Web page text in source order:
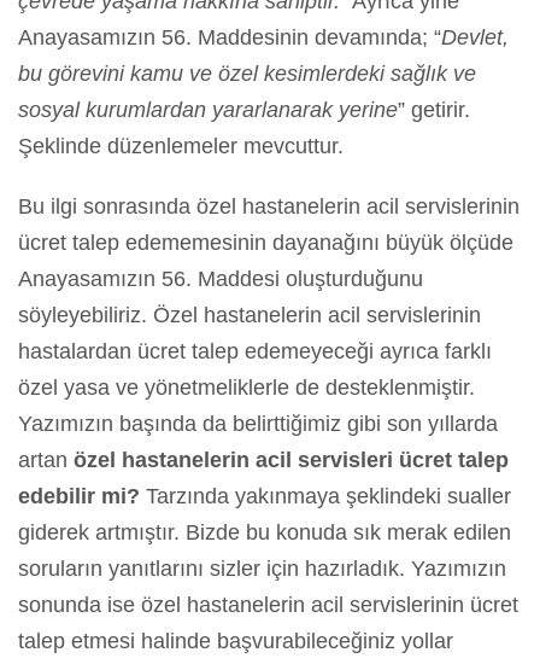
Anayasamızın 56. Maddesinin devamında; “Devlet,
bu görevini kamu ve özel kesimlerdeki sağlık ve
sosyal kurumlardan yararlanarak yerine” getirir.
Şeklinde düzenlemeler mevcuttur.
Bu ilgi sonrasında özel hastanelerin acil servislerinin
ücret talep edememesinin dayanağını büyük ölçüde
Anayasamızın 56. Maddesi oluşturduğunu
söyleyebiliriz. Özel hastanelerin acil servislerinin
hastalardan ücret talep edemeyeceği ayrıca farklı
özel yasa ve yönetmeliklerle de desteklenmiştir.
Yazımızın başında da belirttiğimiz gibi son yıllarda
artan özel hastanelerin acil servisleri ücret talep
edebilir mi? Tarzında yakınmaya şeklindeki sualler
giderek artmıştır. Bizde bu konuda sık merak edilen
soruların yanıtlarını sizler için hazırladık. Yazımızın
sonunda ise özel hastanelerin acil servislerinin ücret
talep etmesi halinde başvurabileceğiniz yollar